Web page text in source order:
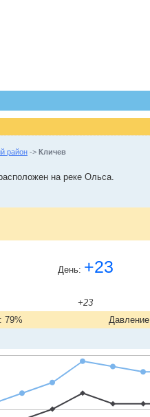
район -> Кличев
на реке Ольса.
День: +23
+23
79%